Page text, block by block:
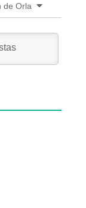
de Orla